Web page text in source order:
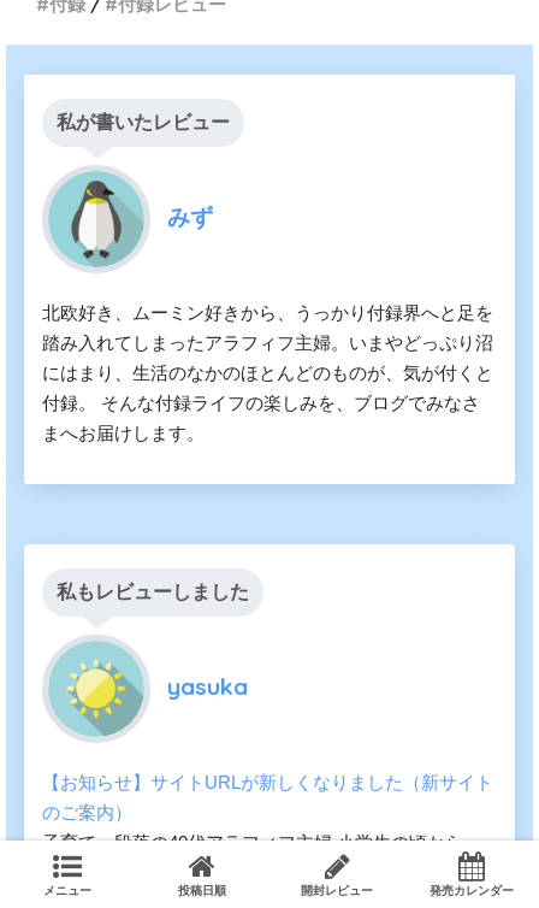
私が書いたレビュー
みず
北欧好き、ムーミン好きから、うっかり付録界へと足を
踏み入れてしまったアラフィフ主婦。いまやどっぷり沼
にはまり、生活のなかのほとんどのものが、気が付くと
付録。 そんな付録ライフの楽しみを、ブログでみなさ
まへお届けします。
私もレビューしました
yasuka
【お知らせ】サイトURLが新しくなりました（新サイト
のご案内）
子育て一段落の40代アラフィフ主婦 小学生の頃から
「りぼん」や「なかよし」「ちゃお」「ひとみ」の付録
を妹達と交換しながら遊んでいた記憶が鮮明にあるほど
メニュー 投稿日順 開封レビュー 発売カレンダー